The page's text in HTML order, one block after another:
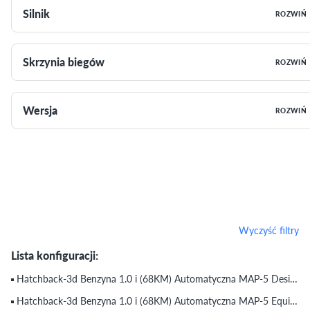
Silnik ROZWIŃ
Skrzynia biegów ROZWIŃ
Wersja ROZWIŃ
Wyczyść filtry
Lista konfiguracji:
Hatchback-3d Benzyna 1.0 i (68KM) Automatyczna MAP-5 Desire (do 8.02.2012)
Hatchback-3d Benzyna 1.0 i (68KM) Automatyczna MAP-5 Equilibre Pack (do 30.10.2009)